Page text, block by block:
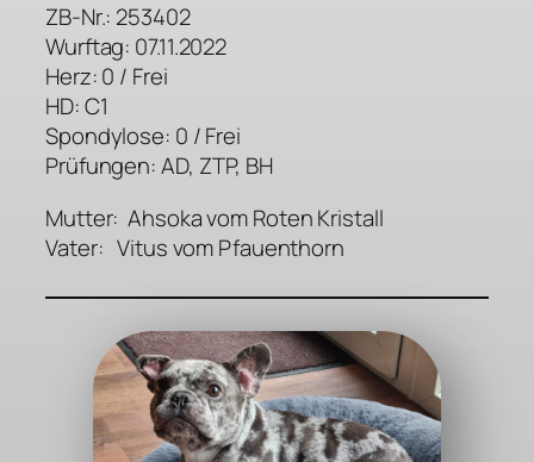
ZB-Nr.: 253402
Wurftag: 07.11.2022
Herz: 0 / Frei
HD: C1
Spondylose: 0 / Frei
Prüfungen: AD, ZTP, BH
Mutter: Ahsoka vom Roten Kristall
Vater: Vitus vom Pfauenthorn